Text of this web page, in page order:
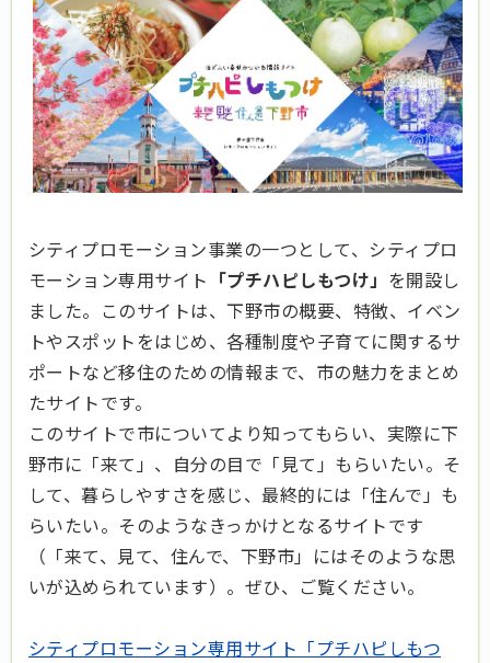
シティプロモーション事業の一つとして、シティプロ
モーション専用サイト 「プチハピしもつけ」 を開設し
ました。このサイトは、下野市の概要、特徴、イベン
トやスポットをはじめ、各種制度や子育てに関するサ
ポートなど移住のための情報まで、市の魅力をまとめ
たサイトです。
このサイトで市についてより知ってもらい、実際に下
野市に「来て」、自分の目で「見て」もらいたい。そ
して、暮らしやすさを感じ、最終的には「住んで」も
らいたい。そのようなきっかけとなるサイトです
（「来て、見て、住んで、下野市」にはそのような思
いが込められています）。ぜひ、ご覧ください。
シティプロモーション専用サイト「プチハピしもつ